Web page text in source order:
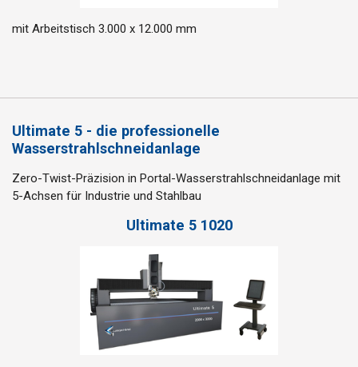
mit Arbeitstisch 3.000 x 12.000 mm
Ultimate 5 - die professionelle
Wasserstrahlschneidanlage
Zero-Twist-Präzision in Portal-Wasserstrahlschneidanlage mit
5-Achsen für Industrie und Stahlbau
Ultimate 5 1020